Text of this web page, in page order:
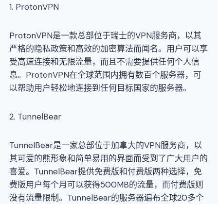
1. ProtonVPN
ProtonVPN是一款总部位于瑞士的VPN服务商，以其
严格的隐私政策和高效的加密算法而闻名。用户可以享
受高速连接和无限流量，而且不需要提供任何个人信
息。ProtonVPN在全球范围内拥有数百个服务器，可
以帮助用户轻松地连接到任何目标国家的服务器。
2. TunnelBear
TunnelBear是一家总部位于加拿大的VPN服务商，以
其可爱的熊形象和简单易用的界面而受到了广大用户的
喜爱。TunnelBear提供免费版和付费版两种选择，免
费版用户每个月可以获得500MB的流量，而付费版则
没有流量限制。TunnelBear的服务器遍布全球20多个